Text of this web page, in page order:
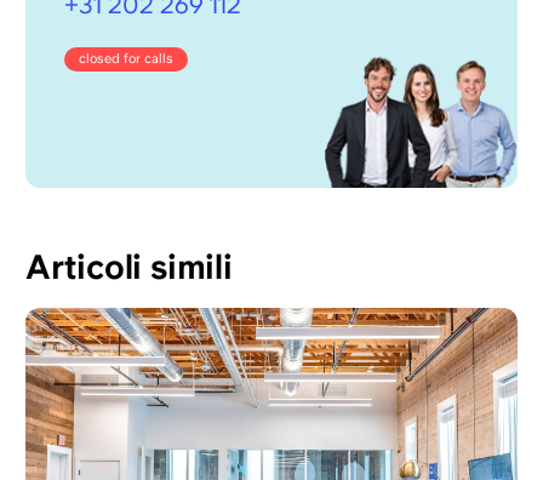
closed for calls
Articoli simili